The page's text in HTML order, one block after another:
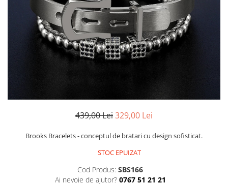
CERCEI
CEASURI DAMA
439,00 Lei329,00 Lei
Brooks Bracelets - conceptul de bratari cu design sofisticat.
STOC EPUIZAT
Cod Produs: SBS166
Ai nevoie de ajutor? 0767 51 21 21